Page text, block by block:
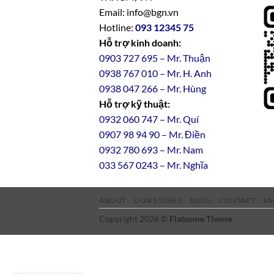
Email: info@bgn.vn
Hotline: 093 12345 75
Hỗ trợ kinh doanh:
0903 727 695 – Mr. Thuận
0938 767 010 – Mr. H. Anh
0938 047 266 – Mr. Hùng
Hỗ trợ kỹ thuật:
0932 060 747 – Mr. Quí
0907 98 94 90 – Mr. Điền
0932780693 – Mr. Nam
033 567 0243 – Mr. Nghĩa
ABOUT OUR STORES BLOG CONTACT
Copyright 2026 © Flatsome Theme